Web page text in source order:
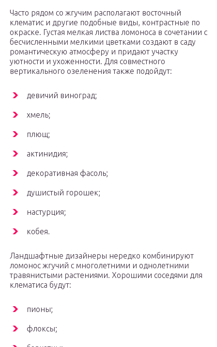
Часто рядом со жгучим располагают восточный
клематис и другие подобные виды, контрастные по
окраске. Густая мелкая листва ломоноса в сочетании с
бесчисленными мелкими цветками создают в саду
романтическую атмосферу и придают участку
уютности и ухоженности. Для совместного
вертикального озеленения также подойдут:
девичий виноград;
хмель;
плющ;
актинидия;
декоративная фасоль;
душистый горошек;
настурция;
кобея.
Ландшафтные дизайнеры нередко комбинируют
ломонос жгучий с многолетними и однолетними
травянистыми растениями. Хорошими соседями для
клематиса будут:
пионы;
флоксы;